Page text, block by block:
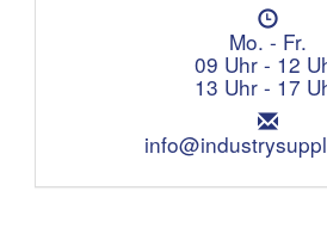
e
o
n
:
Ö
f
n
u
n
g
Mo. - Fr.
09 Uhr - 12
13 Uhr - 17
E
m
i